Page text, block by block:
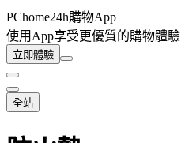
PChome24h購物App
使用App享受更優質的購物體驗
立即體驗
全站